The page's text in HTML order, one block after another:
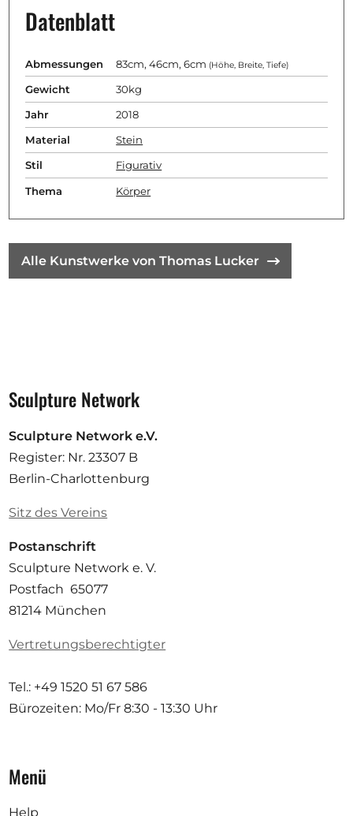
Datenblatt
Abmessungen 83cm, 46cm, 6cm (Höhe, Breite, Tiefe)
Gewicht 30kg
Jahr 2018
Material Stein
Stil Figurativ
Thema Körper
Alle Kunstwerke von Thomas Lucker
Sculpture Network
Sculpture Network e.V.
Register: Nr. 23307 B
Berlin-Charlottenburg
Sitz des Vereins
Postanschrift
Sculpture Network e. V.
Postfach 65077
81214 München
Vertretungsberechtigter
Tel.: +49 1520 51 67 586
Bürozeiten: Mo/Fr 8:30 - 13:30 Uhr
Menü
Help